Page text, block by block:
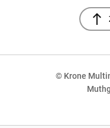
north
© Krone